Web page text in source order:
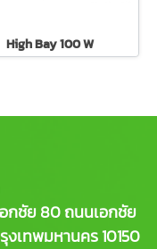
High Bay 100 W
อกชัย 80 ถนนเอกชัย
เทพมหานคร 10150